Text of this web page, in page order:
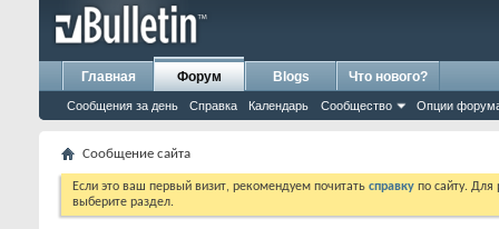
Главная Форум
Сообщения за день Справка Календарь Сообщество Опции
Blogs Что нового?
Сообщение сайта
Если это ваш первый визит, рекомендуем почитать справку по сайту.
выберите раздел.